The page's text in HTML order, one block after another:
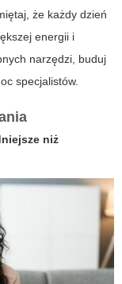
że każdy dzień
energii i
narzędzi, buduj
specjalistów.
niż